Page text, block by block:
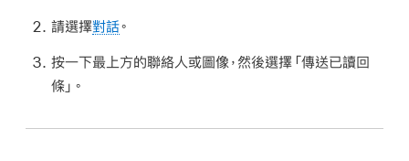
請選擇對話。
按一下最上方的聯絡人或圖像，然後選擇「傳送已讀回
條」。